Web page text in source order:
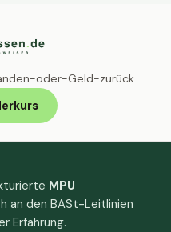
oder-Geld-zurück
MPU
an den BASt-Leitlinien
Erfahrung.